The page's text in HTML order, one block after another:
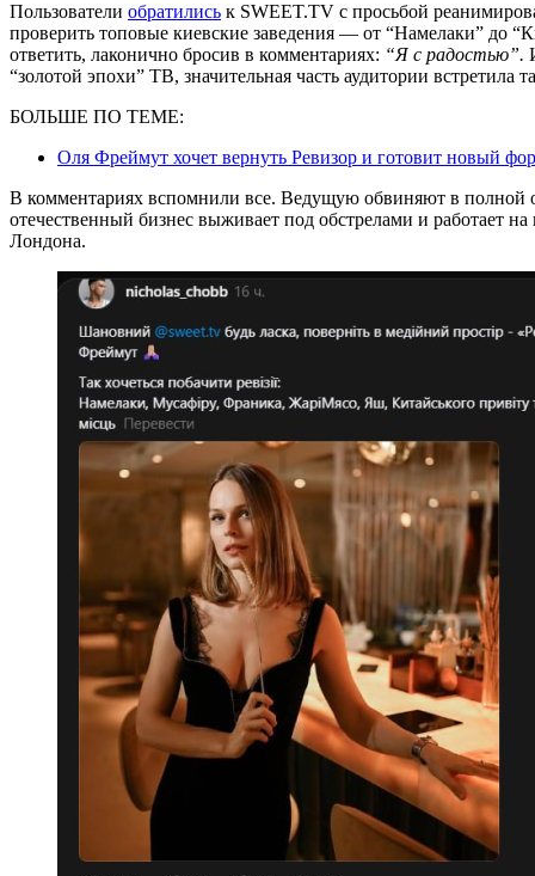
Пользователи обратились к SWEET.TV с просьбой
проверить топовые киевские заведения — от “Намелаки” до
ответить, лаконично бросив в комментариях: “Я с радостью”.
“золотой эпохи” ТВ, значительная часть аудитории встретила
БОЛЬШЕ ПО ТЕМЕ:
Оля Фреймут хочет вернуть Ревизор и готовит новый
В комментариях вспомнили все. Ведущую обвиняют в полной
отечественный бизнес выживает под обстрелами и работает
Лондона.